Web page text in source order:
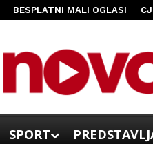
BESPLATNI MALI OGLASI
SPORT